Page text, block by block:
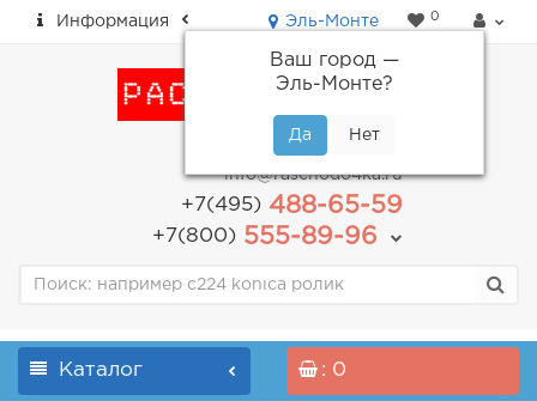
Информация Эль-Монте
Ваш город —
Эль-Монте?
0
пн-пт: с 9.00 до 18.00
info@raschodo4ka.ru
+7(495)488-65-59
+7(800)555-89-96
Каталог : 0